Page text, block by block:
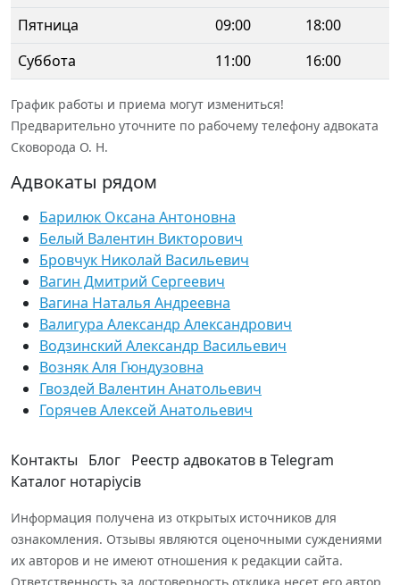
Пятница
09:00
18:00
Суббота
11:00 16:00
График работы и приема могут измениться!
Предварительно уточните по рабочему телефону адвоката
Сковорода О. Н.
Адвокаты рядом
Барилюк Оксана Антоновна
Белый Валентин Викторович
Бровчук Николай Васильевич
Вагин Дмитрий Сергеевич
Вагина Наталья Андреевна
Валигура Александр Александрович
Водзинский Александр Васильевич
Возняк Аля Гюндузовна
Гвоздей Валентин Анатольевич
Горячев Алексей Анатольевич
Контакты Блог Реестр адвокатов в Telegram
Каталог нотаріусів
Информация получена из открытых источников для
ознакомления. Отзывы являются оценочными суждениями
их авторов и не имеют отношения к редакции сайта.